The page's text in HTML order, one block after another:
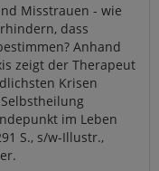
Misstrauen - wie
dass
Anhand
zeigt der Therapeut
Krisen
im Leben
S., s/w-Illustr.,